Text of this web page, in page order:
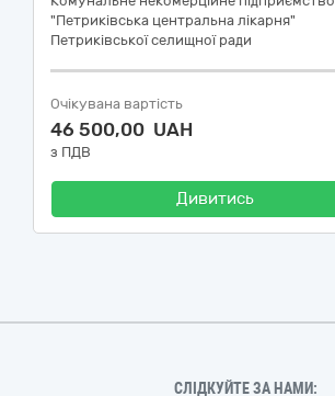
"Петриківська центральна лікарня"
Петриківської селищної ради
Очікувана вартість
46 500,00 UAH
з ПДВ
Дивитись
СЛІДКУЙТЕ ЗА НАМИ: